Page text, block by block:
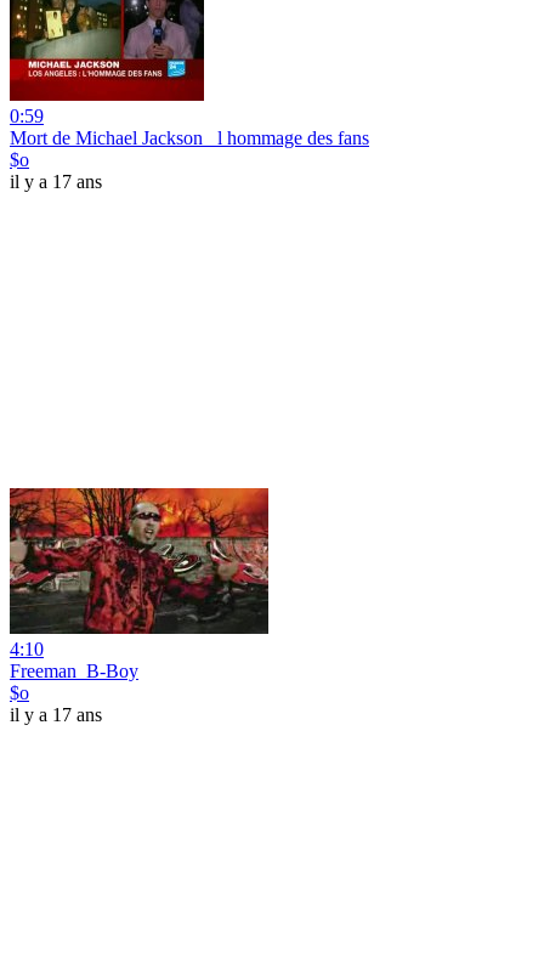
0:59
Mort de Michael Jackson_ l hommage des fans
$o
il y a 17 ans
4:10
Freeman_B-Boy
$o
il y a 17 ans